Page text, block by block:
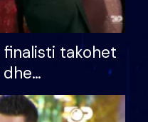
takohet
ndonjë letër